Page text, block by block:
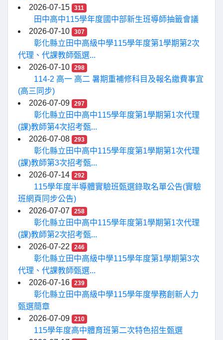
2026-07-15
311
田中高中115學年度國中部新生班導師抽籤會議
2026-07-10
307
彰化縣立田中高級中學115學年度第1學期第2次
代理、代課教師甄選...
2026-07-10
298
114-2 高一 高二 暑期重補修科目及報名繳費事宜
(高三同步)
2026-07-09
297
彰化縣立田中高中115學年度第1學期第1次代理
(課)教師第4次招考甄...
2026-07-08
293
彰化縣立田中高中115學年度第1學期第1次代理
(課)教師第3次招考甄...
2026-07-14
292
115學年度半導體實驗班甄選錄取名單公告(實驗
班網頁同步公告)
2026-07-07
258
彰化縣立田中高中115學年度第1學期第1次代理
(課)教師第2次招考甄...
2026-07-22
246
彰化縣立田中高級中學115學年度第1學期第3次
代理、代課教師甄選...
2026-07-16
239
彰化縣立田中高級中學115學年度學務創新人力
甄選簡章
2026-07-09
210
115學年度高中體育班第二次特色招生甄選